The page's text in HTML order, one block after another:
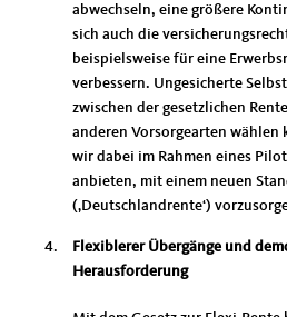
abwechseln, eine größere
sich auch die
beispielsweise für eine
verbessern. Ungesicherte
zwischen der gesetzlichen
anderen Vorsorgearten wählen
wir dabei im Rahmen eines
anbieten, mit einem neuen
(‚Deutschlandrente‘)
Flexiblerer Übergänge und
Herausforderung